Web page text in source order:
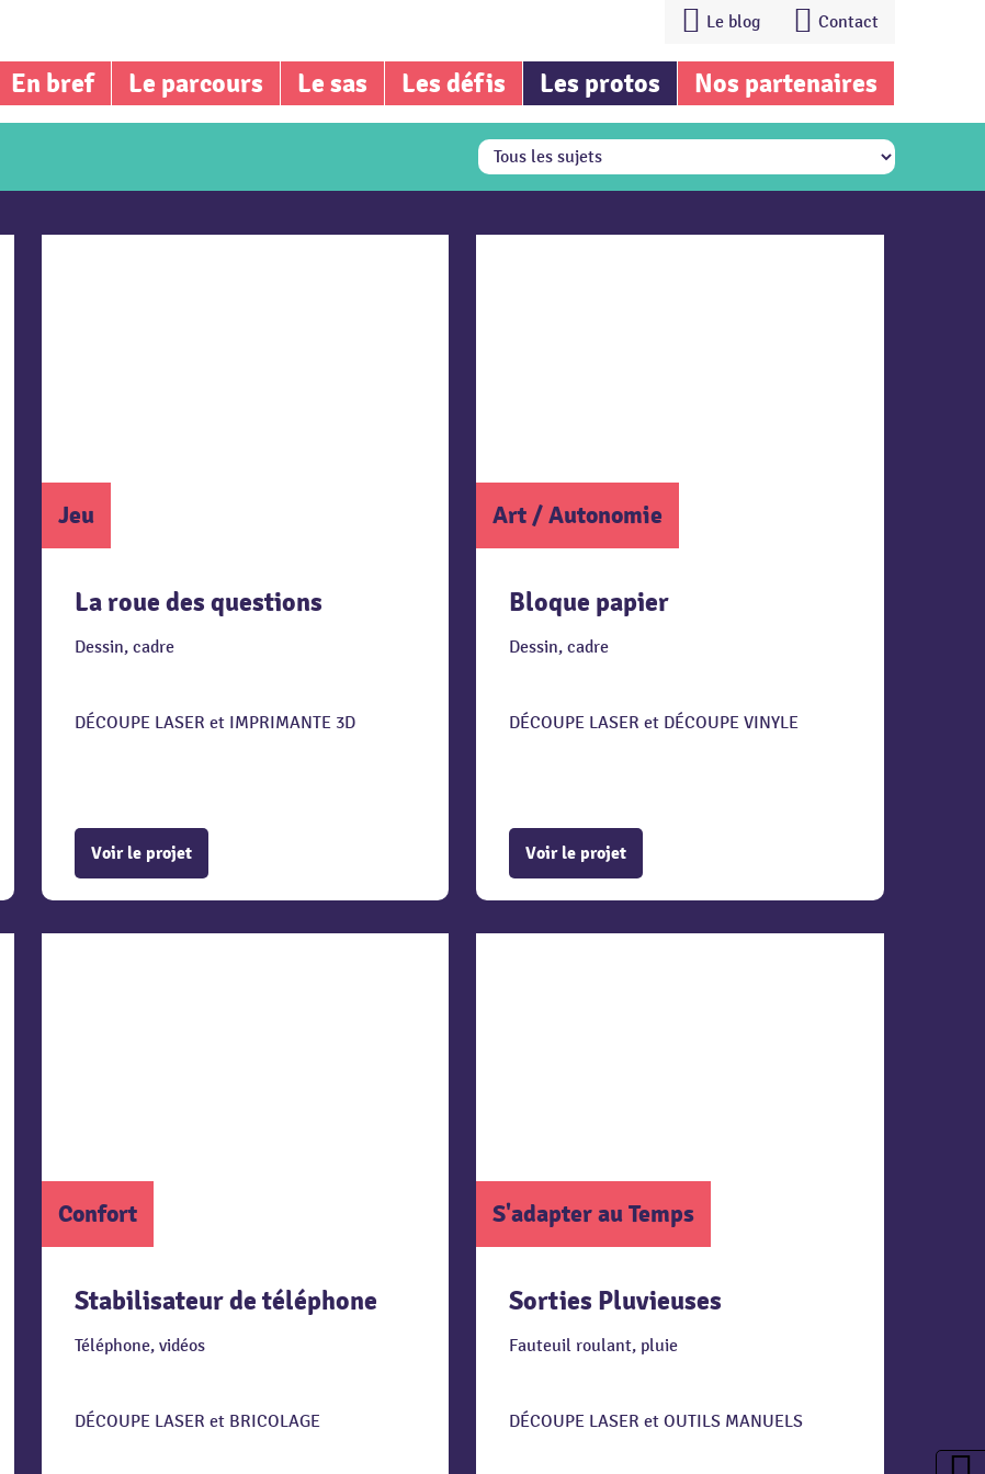
Le blog Contact
En bref Le parcours Le sas Les défis Les protos Nos partenaires
Jeu
La roue des questions
Dessin, cadre
DÉCOUPE LASER et IMPRIMANTE 3D
Voir le projet
Art/Autonomie
Bloque papier
Dessin, cadre
DÉCOUPE LASER et DÉCOUPE VINYLE
Voir le projet
Confort
Stabilisateur de téléphone
Téléphone, vidéos
DÉCOUPE LASER et BRICOLAGE
S'adapter au Temps
Sorties Pluvieuses
Fauteuil roulant, pluie
DÉCOUPE LASER et OUTILS MANUELS